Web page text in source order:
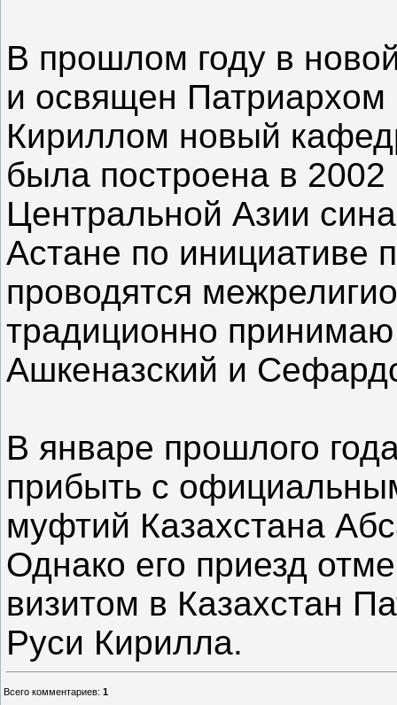
В прошлом году в
и освящен Патриархом
Кириллом новый
была построена в 2002
Центральной Азии
Астане по инициативе
проводятся
традиционно
Ашкеназский и
В январе прошлого
прибыть с
муфтий Казахстана
Однако его приезд
визитом в Казахстан
Руси Кирилла.
Всего комментариев: 1